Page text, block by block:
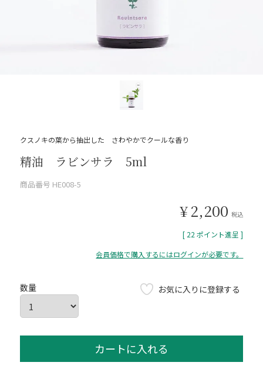
クスノキの葉から抽出した さわやかでクールな香り
精油 ラビンサラ 5ml
商品番号 HE008-5
¥2,200 税込
[ 22 ポイント進呈 ]
会員価格で購入するにはログインが必要です。
お気に入りに登録する
カートに入れる